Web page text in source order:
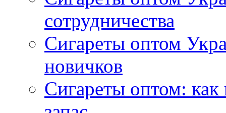
сотрудничества
Сигареты оптом
новичков
Сигареты оптом: